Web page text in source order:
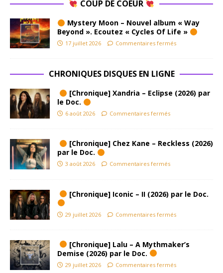
COUP DE COEUR
Mystery Moon – Nouvel album « Way
Beyond ». Ecoutez « Cycles Of Life »
17 juillet 2026 Commentaires fermés
CHRONIQUES DISQUES EN LIGNE
[Chronique] Xandria – Eclipse (2026) par
le Doc.
6 août 2026 Commentaires fermés
[Chronique] Chez Kane – Reckless (2026)
par le Doc.
3 août 2026 Commentaires fermés
[Chronique] Iconic – II (2026) par le Doc.
29 juillet 2026 Commentaires fermés
[Chronique] Lalu – A Mythmaker’s
Demise (2026) par le Doc.
29 juillet 2026 Commentaires fermés